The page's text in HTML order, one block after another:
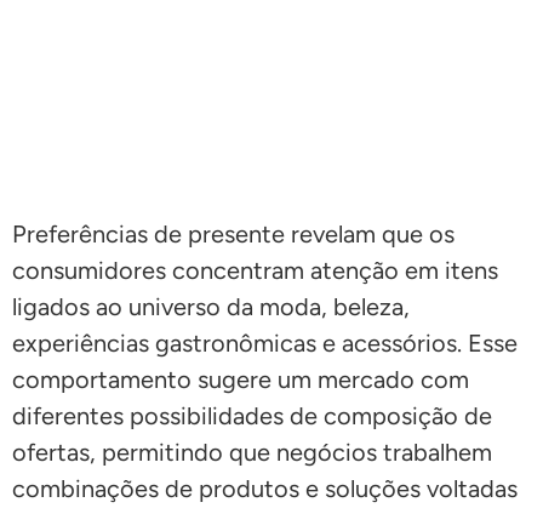
Preferências de presente revelam que os
consumidores concentram atenção em itens
ligados ao universo da moda, beleza,
experiências gastronômicas e acessórios. Esse
comportamento sugere um mercado com
diferentes possibilidades de composição de
ofertas, permitindo que negócios trabalhem
combinações de produtos e soluções voltadas